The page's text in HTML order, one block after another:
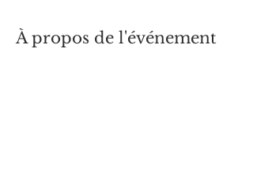
À propos de l'événement